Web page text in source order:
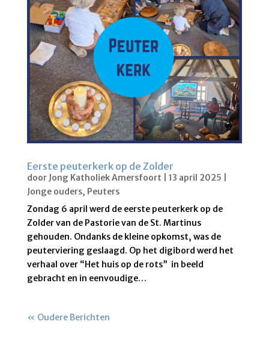
Eerste peuterkerk op de Zolder
door Jong Katholiek Amersfoort 13 april 2025
Jonge ouders, Peuters
Zondag 6 april werd de eerste peuterkerk op de
Zolder van de Pastorie van de St. Martinus
gehouden. Ondanks de kleine opkomst, was de
peuterviering geslaagd. Op het digibord werd het
verhaal over “Het huis op de rots” in beeld
gebracht en in eenvoudige…
« Oudere Berichten